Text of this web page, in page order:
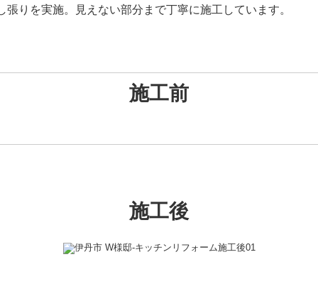
りを実施。見えない部分まで丁寧に施工しています。
施工前
施工後